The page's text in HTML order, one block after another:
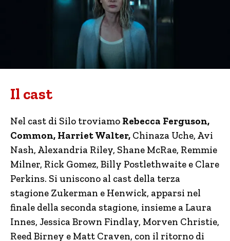
Il cast
Nel cast di Silo troviamo Rebecca Ferguson,
Common, Harriet Walter, Chinaza Uche, Avi
Nash, Alexandria Riley, Shane McRae, Remmie
Milner, Rick Gomez, Billy Postlethwaite e Clare
Perkins. Si uniscono al cast della terza
stagione Zukerman e Henwick, apparsi nel
finale della seconda stagione, insieme a Laura
Innes, Jessica Brown Findlay, Morven Christie,
Reed Birney e Matt Craven, con il ritorno di